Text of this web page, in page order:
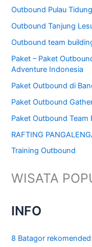
Outbound Pulau Tidung
Outbound Tanjung
Outbound team
Paket – Paket
Adventure Indonesia
Paket Outbound di
Paket Outbound
Paket Outbound Team
RAFTING
Training Outbound
WISATA
INFO
8 Batagor